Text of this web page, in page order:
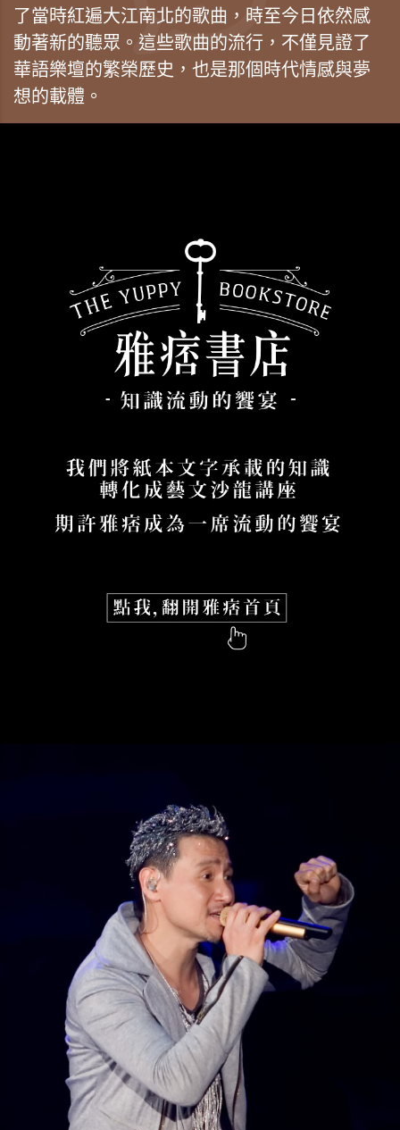
了當時紅遍大江南北的歌曲，時至今日依然感
動著新的聽眾。這些歌曲的流行，不僅見證了
華語樂壇的繁榮歷史，也是那個時代情感與夢
想的載體。